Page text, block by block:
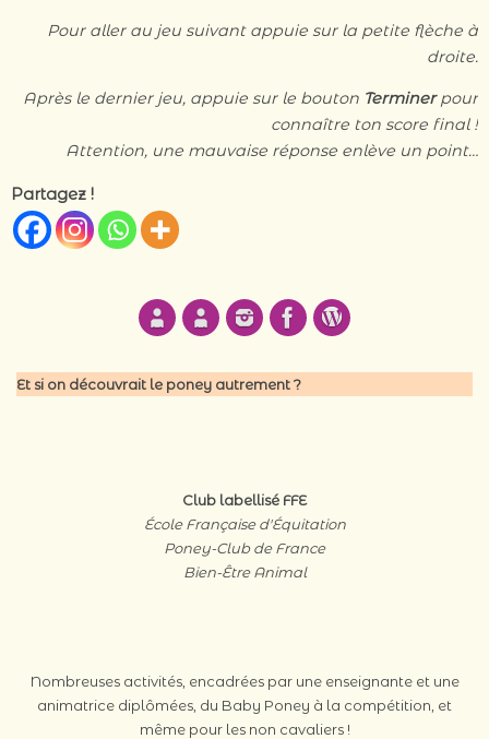
Pour aller au jeu suivant appuie sur la petite flèche à
droite.
Après le dernier jeu, appuie sur le bouton Terminerpour
connaître ton score final !
Attention, une mauvaise réponse enlève un point…
Partagez !
Et si on découvrait le poney autrement ?
Club labellisé FFE
École Française d'Équitation
Poney-Club de France
Bien-Être Animal
Nombreuses activités, encadrées par une enseignante et une
animatrice diplômées, du Baby Poney à la compétition, et
même pour les non cavaliers !